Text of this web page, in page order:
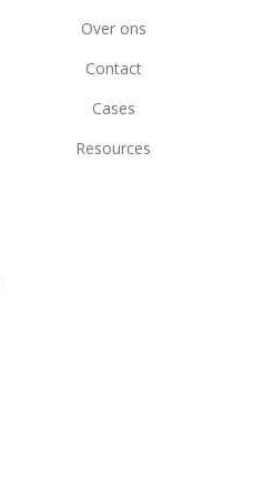
Over ons
Contact
Cases
Resources